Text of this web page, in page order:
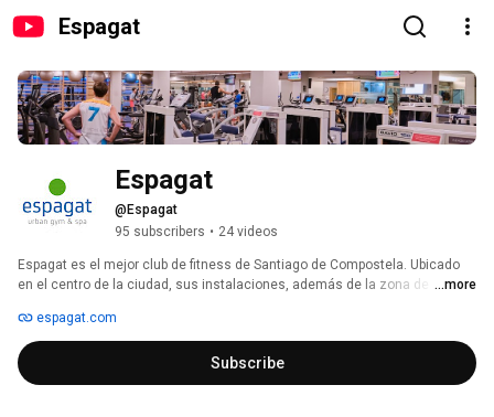
Espagat
Espagat
@Espagat
95 subscribers • 24 videos
Espagat es el mejor club de fitness de Santiago de Compostela. Ubicado
en el centro de la ciudad, sus instalaciones, además de la zona de
de belleza.
...more
espagat.com
Subscribe